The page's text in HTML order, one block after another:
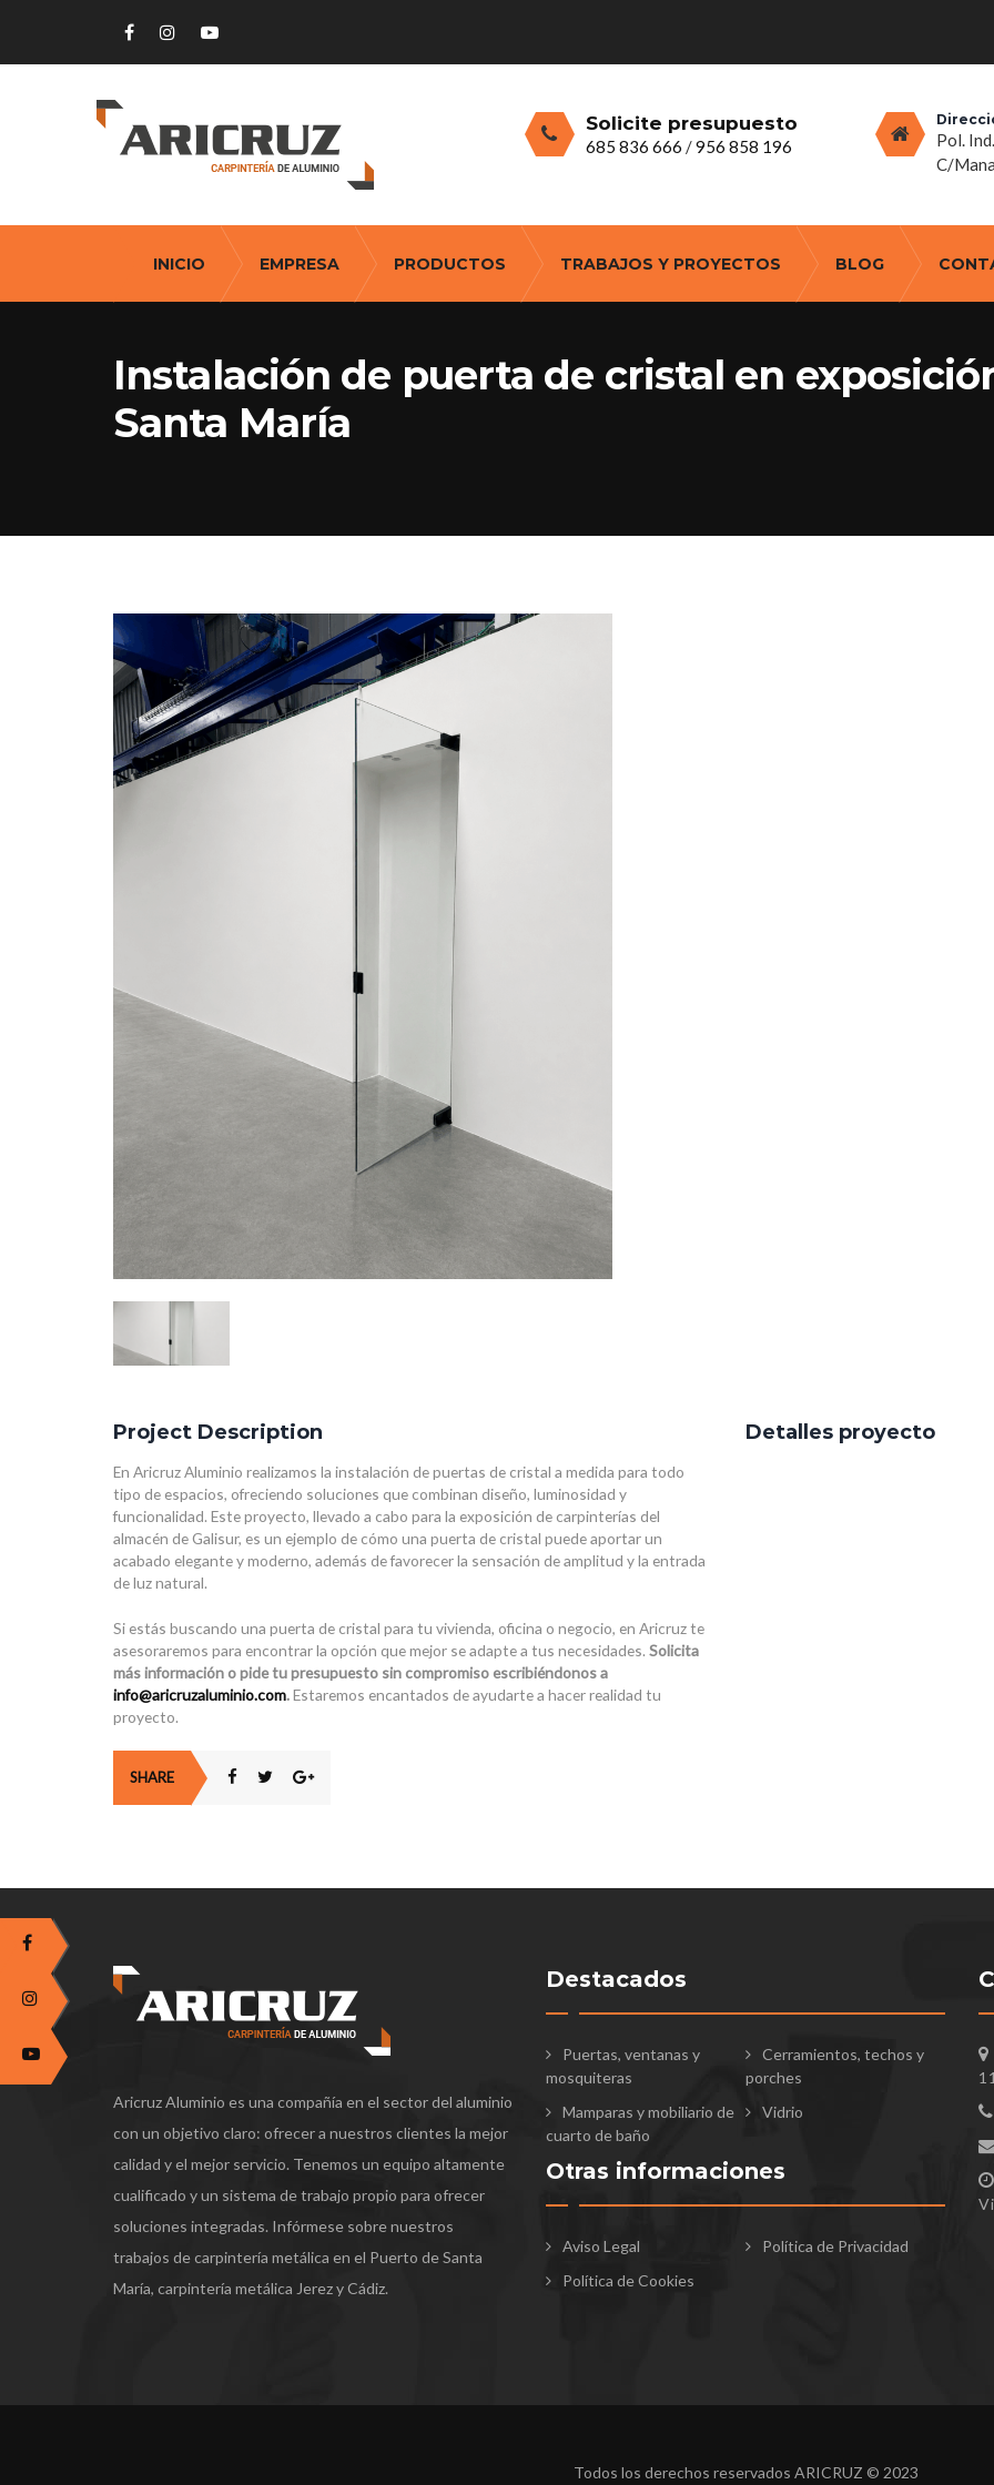
Solicite presupuesto
685 836 666 /956 858 196
Pol.
C/
INICIO EMPRESA PRODUCTOS TRABAJOS Y PROYECTOS BLOG
Instalación de puerta de cristal en
Santa María
Project Description
En Aricruz Aluminio realizamos la instalación de puertas de cristal a medida para todo
tipo de espacios, ofreciendo soluciones que combinan diseño, luminosidad y
funcionalidad. Este proyecto, llevado a cabo para la exposición de carpinterías del
almacén de Galisur, es un ejemplo de cómo una puerta de cristal puede aportar un
acabado elegante y moderno, además de favorecer la sensación de amplitud y la entrada
de luz natural.
Si estás buscando una puerta de cristal para tu vivienda, oficina o negocio, en Aricruz te
asesoraremos para encontrar la opción que mejor se adapte a tus necesidades. Solicita
más información o pide tu presupuesto sin compromiso escribiéndonos a
info@aricruzaluminio.com.Estaremos encantados de ayudarte a hacer realidad tu
proyecto.
Detalles proyecto
SHARE
Aricruz Aluminio es una compañía en el sector del aluminio
con un objetivo claro: ofrecer a nuestros clientes la mejor
calidad y el mejor servicio. Tenemos un equipo altamente
cualificado y un sistema de trabajo propio para ofrecer
soluciones integradas. Infórmese sobre nuestros
trabajos de carpintería metálica en el Puerto de Santa
María, carpintería metálica Jerez y Cádiz.
Destacados
Puertas, ventanas y
mosquiteras
Cerramientos, techos y
porches
Mamparas y mobiliario de
cuarto de baño
Vidrio
Otras informaciones
Aviso Legal
Política de Privacidad
Política de Cookies
Todos los derechos reservados ARICRUZ © 2023